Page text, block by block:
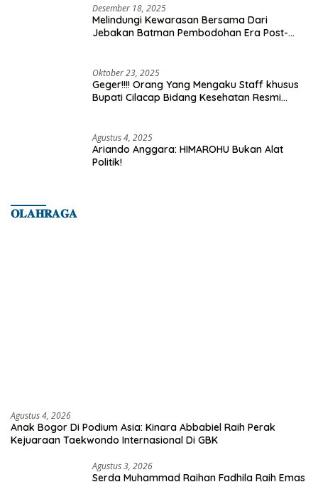
Desember 18, 2025
Melindungi Kewarasan Bersama Dari
Jebakan Batman Pembodohan Era Post-
Oktober 23, 2025
Geger!!!! Orang Yang Mengaku Staff khusus
Bupati Cilacap Bidang Kesehatan Resmi
Agustus 4, 2025
Ariando Anggara: HIMAROHU Bukan Alat
Politik!
𝐎𝐋𝐀𝐇𝐑𝐀𝐆𝐀
Agustus 4, 2026
Anak Bogor Di Podium Asia: Kinara Abbabiel Raih Perak
Kejuaraan Taekwondo Internasional Di GBK
Agustus 3, 2026
Serda Muhammad Raihan Fadhila Raih Emas